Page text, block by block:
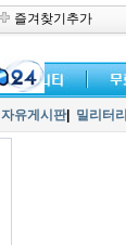
즐겨찾기추가
자유게시판| 밀리터리